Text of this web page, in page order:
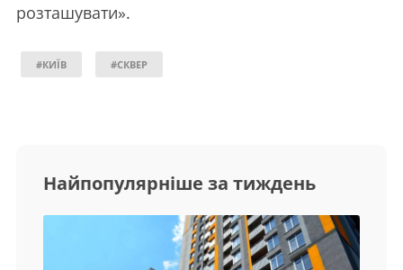
розташувати».
#КИЇВ #СКВЕР
Найпопулярніше за тиждень